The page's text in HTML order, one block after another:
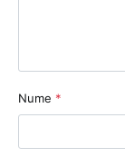
Nume *